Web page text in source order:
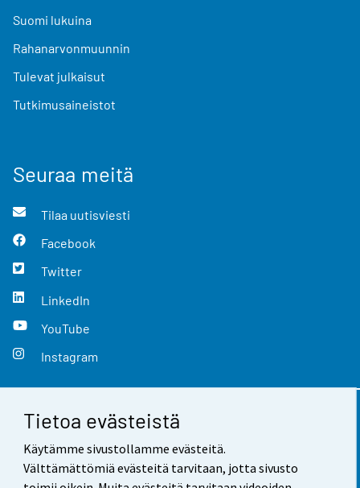
Tietoa evästeistä
Käytämme sivustollamme evästeitä.
Välttämättömiä evästeitä tarvitaan, jotta sivusto
Suomi lukuina
Rahanarvonmuunnin
Tulevat julkaisut
Tutkimusaineistot
Seuraa meitä
Tilaa uutisviesti
Facebook
Twitter
LinkedIn
YouTube
Instagram
Yhteystiedot
Palaute